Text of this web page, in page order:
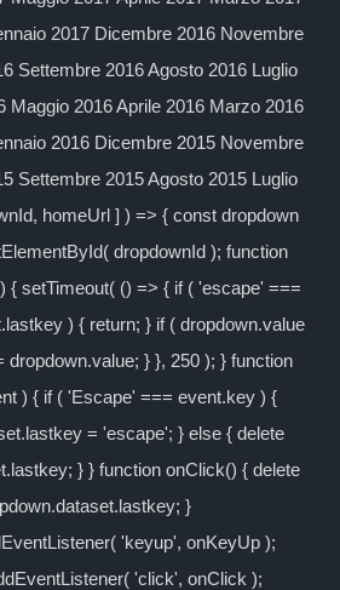
2017 Dicembre 2016 Novembre
Settembre 2016 Agosto 2016 Luglio
Maggio 2016 Aprile 2016 Marzo 2016
2016 Dicembre 2015 Novembre
Settembre 2015 Agosto 2015 Luglio
homeUrl ] ) => { const dropdown
dropdownId ); function
{ setTimeout( () => { if ( 'escape' ===
) { return; } if ( dropdown.value
dropdown.value; } }, 250 ); } function
) { if ( 'Escape' === event.key ) {
= 'escape'; } else { delete
} } function onClick() { delete
}
'keyup', onKeyUp );
'click', onClick );